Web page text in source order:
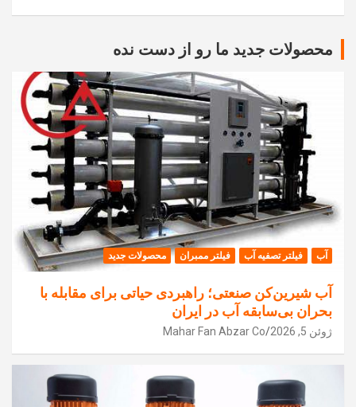
محصولات جدید ما رو از دست نده
آب فیلتر تصفیه آب فیلتر ممبران محصولات جدید
آب شیرین‌کن صنعتی؛ راهبردی حیاتی برای مقابله با
بحران بی‌سابقه آب در ایران
ژوئن 5, 2026 Mahar Fan Abzar Co